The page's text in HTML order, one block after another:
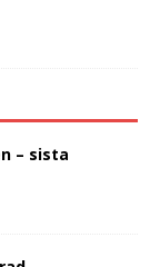
– sista